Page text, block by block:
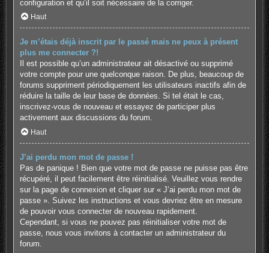
configuration et qu’il soit nécessaire de la corriger.
Haut
Je m’étais déjà inscrit par le passé mais ne peux à présent
plus me connecter ?!
Il est possible qu’un administrateur ait désactivé ou supprimé
votre compte pour une quelconque raison. De plus, beaucoup de
forums suppriment périodiquement les utilisateurs inactifs afin de
réduire la taille de leur base de données. Si tel était le cas,
inscrivez-vous de nouveau et essayez de participer plus
activement aux discussions du forum.
Haut
J’ai perdu mon mot de passe !
Pas de panique ! Bien que votre mot de passe ne puisse pas être
récupéré, il peut facilement être réinitialisé. Veuillez vous rendre
sur la page de connexion et cliquer sur « J’ai perdu mon mot de
passe ». Suivez les instructions et vous devriez être en mesure
de pouvoir vous connecter de nouveau rapidement.
Cependant, si vous ne pouvez pas réinitialiser votre mot de
passe, nous vous invitons à contacter un administrateur du
forum.